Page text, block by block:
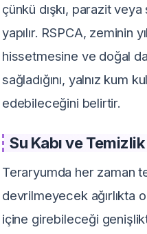
çünkü dışkı, parazit
yapılır. RSPCA, zeminin
hissetmesine ve doğal
sağladığını, yalnız kum
edebileceğini belirtir.
Su Kabı ve Temizlik
Teraryumda her zaman
devrilmeyecek ağırlıkta
içine girebileceği